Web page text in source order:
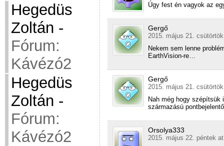
Hegedüs
Zoltán -
Fórum:
Kávézó2
Hegedüs
Zoltán -
Fórum:
Kávézó2
Úgy fest én vagyok az
Gergő
2015. május 21.
Nekem sem lenne
EarthVision-re…
Gergő
2015. május 21.
Nah még hogy szépítsük
származású
Orsolya333
2015. május 22. péntek